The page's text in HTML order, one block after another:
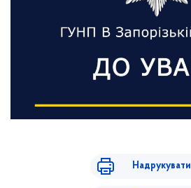
Надрукувати